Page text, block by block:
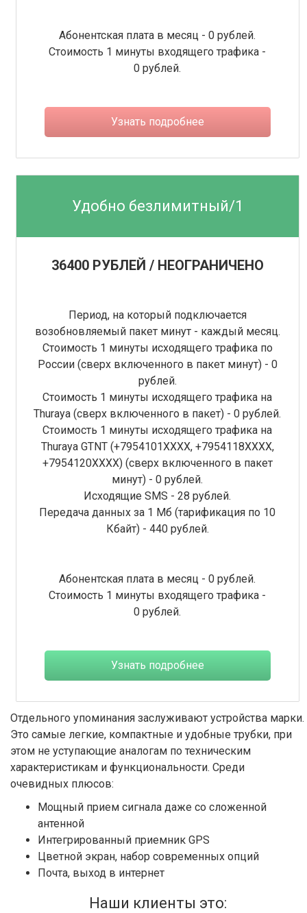
Абонентская плата в месяц - 0 рублей.
Стоимость 1 минуты входящего трафика -
0 рублей.
Узнать подробнее
Удобно безлимитный/1
36400 РУБЛЕЙ / НЕОГРАНИЧЕНО
Период, на который подключается
возобновляемый пакет минут - каждый месяц.
Стоимость 1 минуты исходящего трафика по
России (сверх включенного в пакет минут) - 0
рублей.
Стоимость 1 минуты исходящего трафика на
Thuraya (сверх включенного в пакет) - 0 рублей.
Стоимость 1 минуты исходящего трафика на
Thuraya GTNT (+7954101XXXX, +7954118ХХХХ,
+7954120ХХХХ) (сверх включенного в пакет
минут) - 0 рублей.
Исходящие SMS - 28 рублей.
Передача данных за 1 Мб (тарификация по 10
Кбайт) - 440 рублей.
Абонентская плата в месяц - 0 рублей.
Стоимость 1 минуты входящего трафика -
0 рублей.
Узнать подробнее
Отдельного упоминания заслуживают устройства марки.
Это самые легкие, компактные и удобные трубки, при
этом не уступающие аналогам по техническим
характеристикам и функциональности. Среди
очевидных плюсов:
Мощный прием сигнала даже со сложенной
антенной
Интегрированный приемник GPS
Цветной экран, набор современных опций
Почта, выход в интернет
Наши клиенты это: